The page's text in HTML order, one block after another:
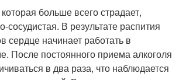
больше всего страдает,
сосудистая. В результате распития
сердце начинает работать в
После постоянного приема алкоголя
в два раза, что наблюдается